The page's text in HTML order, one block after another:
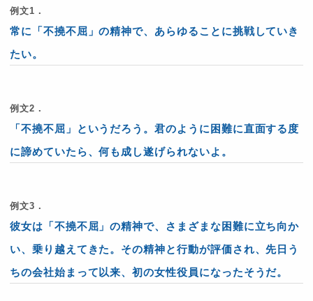
例文1．
常に「不撓不屈」の精神で、あらゆることに挑戦していき
たい。
例文2．
「不撓不屈」というだろう。君のように困難に直面する度
に諦めていたら、何も成し遂げられないよ。
例文3．
彼女は「不撓不屈」の精神で、さまざまな困難に立ち向か
い、乗り越えてきた。その精神と行動が評価され、先日う
ちの会社始まって以来、初の女性役員になったそうだ。